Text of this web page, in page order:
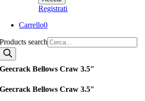
Registrati
Carrello0
Products search
Geecrack Bellows Craw 3.5″
Geecrack Bellows Craw 3.5″